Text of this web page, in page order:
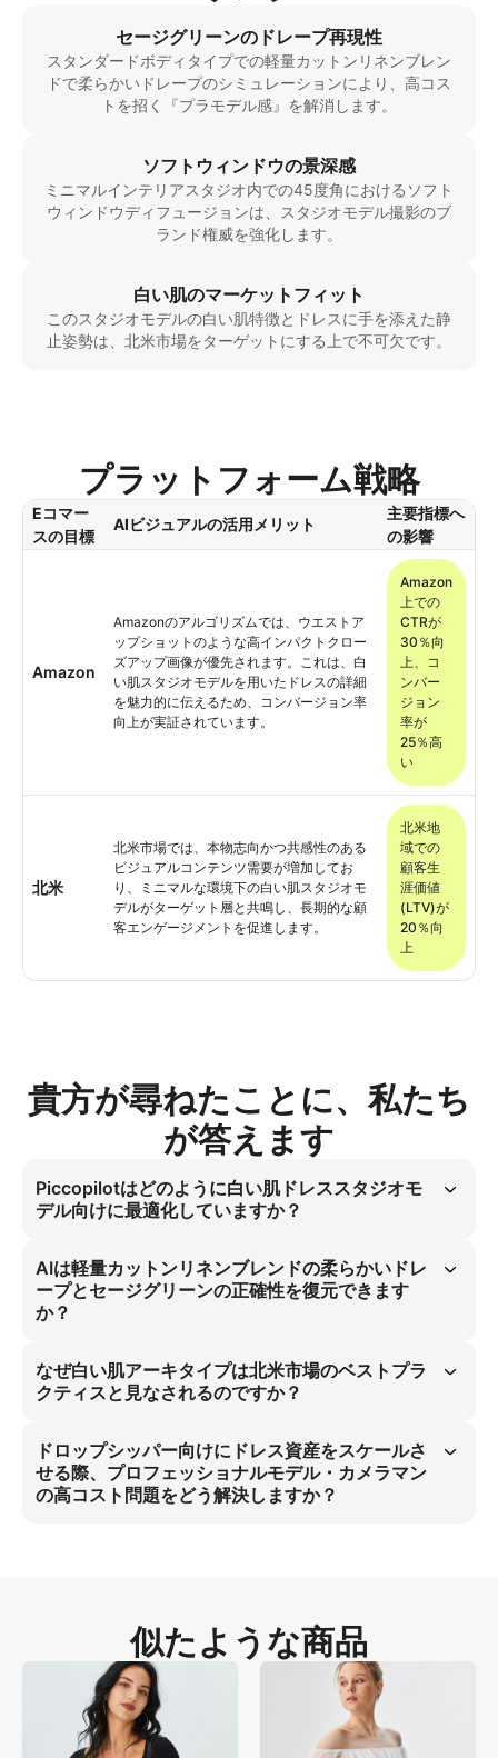
セージグリーンのドレープ再現性
スタンダードボディタイプでの軽量カットンリネンブレン
ドで柔らかいドレープのシミュレーションにより、高コス
トを招く『プラモデル感』を解消します。
ソフトウィンドウの景深感
ミニマルインテリアスタジオ内での45度角におけるソフト
ウィンドウディフュージョンは、スタジオモデル撮影のブ
ランド権威を強化します。
白い肌のマーケットフィット
このスタジオモデルの白い肌特徴とドレスに手を添えた静
止姿勢は、北米市場をターゲットにする上で不可欠です。
プラットフォーム戦略
Eコマー
スの目標
AIビジュアルの活用メリット
主要指標へ
の影響
Amazon
Amazonのアルゴリズムでは、ウエストア
ップショットのような高インパクトクロー
ズアップ画像が優先されます。これは、白
い肌スタジオモデルを用いたドレスの詳細
を魅力的に伝えるため、コンバージョン率
向上が実証されています。
Amazon
上での
CTRが
30％向
上、コ
ンバー
ジョン
率が
25％高
い
北米
北米市場では、本物志向かつ共感性のある
ビジュアルコンテンツ需要が増加してお
り、ミニマルな環境下の白い肌スタジオモ
デルがターゲット層と共鳴し、長期的な顧
客エンゲージメントを促進します。
北米地
域での
顧客生
涯価値
(LTV)が
20％向
上
貴方が尋ねたことに、私たち
が答えます
Piccopilotはどのように白い肌ドレススタジオモ
デル向けに最適化していますか？
ージがAmazonの高品質基準を満たすよう設計されています。 この戦
略では、セージグリーンの生地の正確なドレープなどハイパーリアリス
ティックな詳細を展開し、プロフェッショナルモデル・カメラマンの高
コスト問題を解決することで、ドロップシッパーのEC成功をスケール
AIは軽量カットンリネンブレンドの柔らかいドレ
ープとセージグリーンの正確性を復元できます
か？
ンブレンドの柔らかいドレープを正確に再現します。 このプロセスで
は、柔らかいドレープとソフトウィンドウディフュージョン照明を同期
させることで『プラモデル感』を排除し、ドロップシッパー向けに本物
なぜ白い肌アーキタイプは北米市場のベストプラ
クティスと見なされるのですか？
ら北米EC市場を支配しています。 このアーキタイプはクリーンでミニ
マルな美学を反映し、ドレス販売者にとって高いエンゲージメントと長
期的顧客価値をもたらします。
ドロップシッパー向けにドレス資産をスケールさ
せる際、プロフェッショナルモデル・カメラマン
の高コスト問題をどう解決しますか？
似たような商品